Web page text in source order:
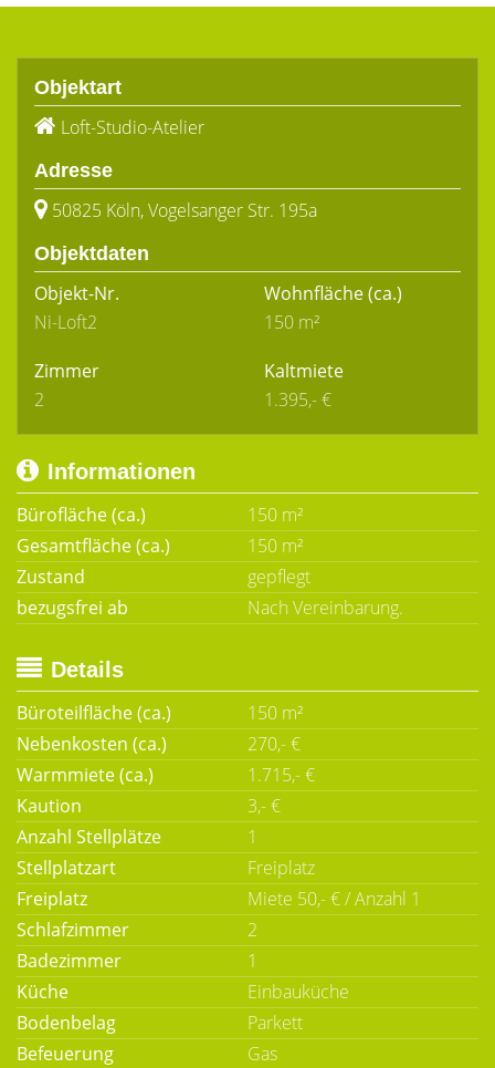
Objektart
Loft-Studio-Atelier
Adresse
50825 Köln, Vogelsanger Str. 195a
Objektdaten
Objekt-Nr.
Ni-Loft2
Wohnfläche(ca.)
150 m²
Zimmer
2
Kaltmiete
1.395,- €
Informationen
Bürofläche (ca.)
150 m²
Gesamtfläche (ca.)
150 m²
Zustand
gepflegt
bezugsfrei ab
Nach Vereinbarung.
Details
Büroteilfläche (ca.)
150 m²
Nebenkosten (ca.)
270,- €
Warmmiete (ca.)
1.715,- €
Kaution
3,- €
Anzahl Stellplätze
1
Stellplatzart
Freiplatz
Freiplatz
Miete 50,- € / Anzahl 1
Schlafzimmer
2
Badezimmer
1
Küche
Einbauküche
Bodenbelag
Parkett
Befeuerung
Gas